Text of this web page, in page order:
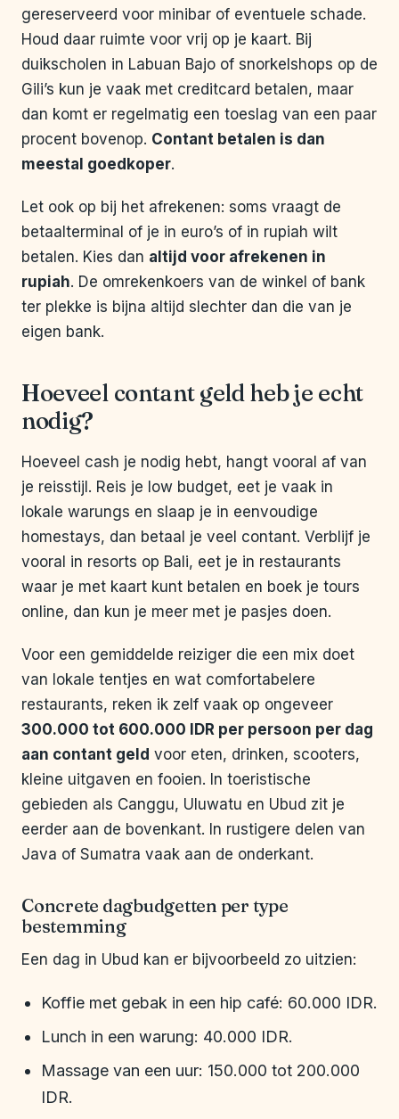
gereserveerd voor minibar of eventuele schade.
Houd daar ruimte voor vrij op je kaart. Bij
duikscholen in Labuan Bajo of snorkelshops op de
Gili’s kun je vaak met creditcard betalen, maar
dan komt er regelmatig een toeslag van een paar
procent bovenop. Contant betalen is dan
meestal goedkoper.
Let ook op bij het afrekenen: soms vraagt de
betaalterminal of je in euro’s of in rupiah wilt
betalen. Kies dan altijd voor afrekenen in
rupiah. De omrekenkoers van de winkel of bank
ter plekke is bijna altijd slechter dan die van je
eigen bank.
Hoeveel contant geld heb je echt
nodig?
Hoeveel cash je nodig hebt, hangt vooral af van
je reisstijl. Reis je low budget, eet je vaak in
lokale warungs en slaap je in eenvoudige
homestays, dan betaal je veel contant. Verblijf je
vooral in resorts op Bali, eet je in restaurants
waar je met kaart kunt betalen en boek je tours
online, dan kun je meer met je pasjes doen.
Voor een gemiddelde reiziger die een mix doet
van lokale tentjes en wat comfortabelere
restaurants, reken ik zelf vaak op ongeveer
300.000 tot 600.000 IDR per persoon per dag
aan contant geld voor eten, drinken, scooters,
kleine uitgaven en fooien. In toeristische
gebieden als Canggu, Uluwatu en Ubud zit je
eerder aan de bovenkant. In rustigere delen van
Java of Sumatra vaak aan de onderkant.
Concrete dagbudgetten per type
bestemming
Een dag in Ubud kan er bijvoorbeeld zo uitzien:
Koffie met gebak in een hip café: 60.000 IDR.
Lunch in een warung: 40.000 IDR.
Massage van een uur: 150.000 tot 200.000
IDR.